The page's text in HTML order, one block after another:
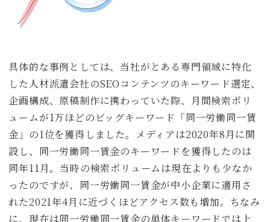
具体的な事例としては、当社がとある専門領域に特化
した人材派遣会社のSEOコンテンツのキーワード選定、
企画構成、原稿制作に携わっていた際、月間検索ボリ
ュームが1万ほどのビッグキーワード「同一労働同一賃
金」の1位を獲得しました。メディアは2020年8月に開
設し、同一労働同一賃金のキーワードを獲得したのは
同年11月。当時の検索ボリュームは現在よりも少なか
ったのですが、同一労働同一賃金が中小企業に適用さ
れた2021年4月に近づくほどアクセス数も増加。ちなみ
に、現在は同一労働同一賃金の単体キーワードでは上